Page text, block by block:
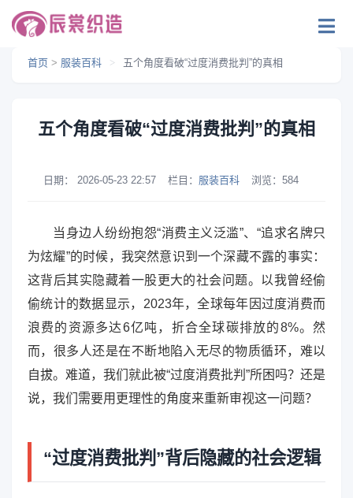
首页 > 服装百科 > 五个角度看破“过度消费批判”的真相
五个角度看破“过度消费批判”的真相
日期： 2026-05-23 22:57 栏目： 服装百科 浏览： 584
当身边人纷纷抱怨“消费主义泛滥”、“追求名牌只
为炫耀”的时候，我突然意识到一个深藏不露的事实：
这背后其实隐藏着一股更大的社会问题。以我曾经偷
偷统计的数据显示，2023年，全球每年因过度消费而
浪费的资源多达6亿吨，折合全球碳排放的8%。然
而，很多人还是在不断地陷入无尽的物质循环，难以
自拔。难道，我们就此被“过度消费批判”所困吗？还是
说，我们需要用更理性的角度来重新审视这一问题？
“过度消费批判”背后隐藏的社会逻辑